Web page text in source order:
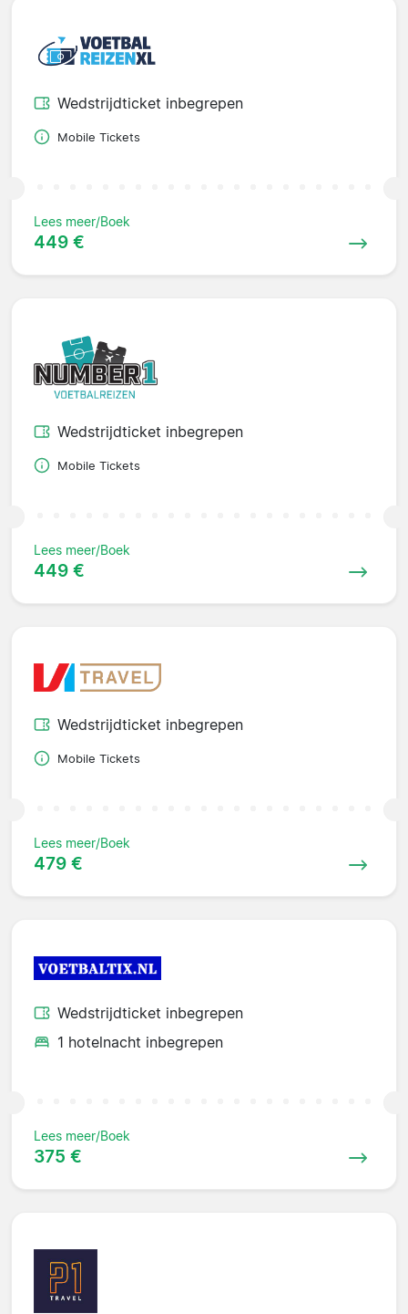
Wedstrijdticket inbegrepen
Mobile Tickets
Lees meer/Boek
449 €
Wedstrijdticket inbegrepen
Mobile Tickets
Lees meer/Boek
449 €
Wedstrijdticket inbegrepen
Mobile Tickets
Lees meer/Boek
479 €
Wedstrijdticket inbegrepen
1 hotelnacht inbegrepen
Lees meer/Boek
375 €